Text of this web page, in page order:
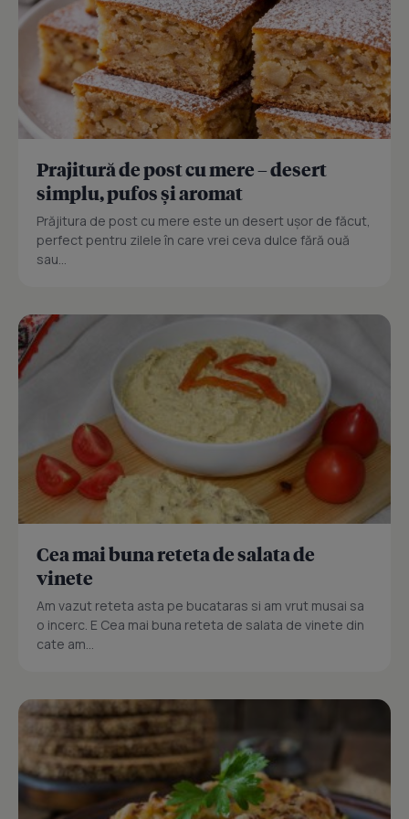
Prajitură de post cu mere – desert
simplu, pufos și aromat
Prăjitura de post cu mere este un desert ușor de făcut,
perfect pentru zilele în care vrei ceva dulce fără ouă
sau...
Cea mai buna reteta de salata de
vinete
Am vazut reteta asta pe bucataras si am vrut musai sa
o incerc. E Cea mai buna reteta de salata de vinete din
cate am...